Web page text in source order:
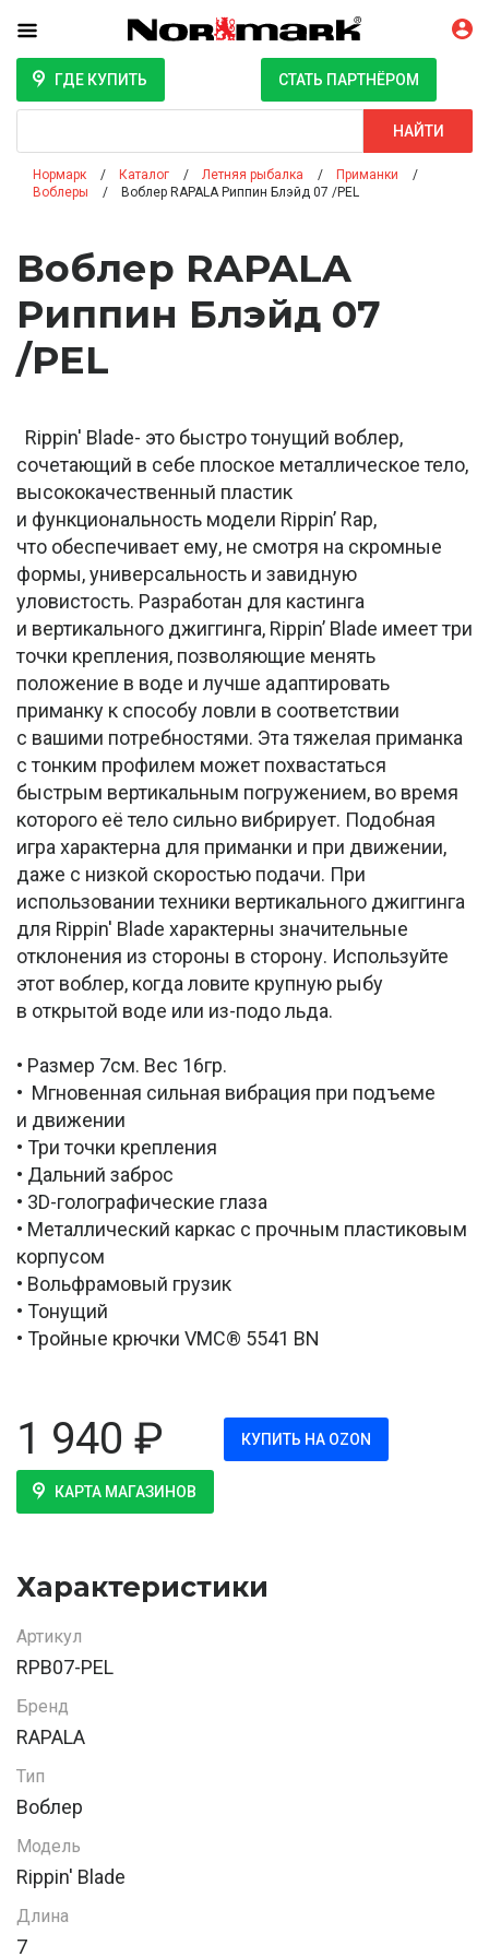
ГДЕ КУПИТЬ СТАТЬ ПАРТНЁРОМ
НАЙТИ
Нормарк Каталог Летняя рыбалка
Приманки
Воблеры
Воблер RAPALA Риппин Блэйд 07 /PEL
Воблер RAPALA
Риппин Блэйд 07
/PEL
Rippin' Blade- это быстро тонущий воблер,
сочетающий в себе плоское металлическое тело,
высококачественный пластик
и функциональность модели Rippin’ Rap,
что обеспечивает ему, не смотря на скромные
формы, универсальность и завидную
уловистость. Разработан для кастинга
и вертикального джиггинга, Rippin’ Blade имеет три
точки крепления, позволяющие менять
положение в воде и лучше адаптировать
приманку к способу ловли в соответствии
с вашими потребностями. Эта тяжелая приманка
с тонким профилем может похвастаться
быстрым вертикальным погружением, во время
которого её тело сильно вибрирует. Подобная
игра характерна для приманки и при движении,
даже с низкой скоростью подачи. При
использовании техники вертикального джиггинга
для Rippin' Blade характерны значительные
отклонения из стороны в сторону. Используйте
этот воблер, когда ловите крупную рыбу
в открытой воде или из-подо льда.
• Размер 7см. Вес 16гр.
• Мгновенная сильная вибрация при подъеме
и движении
• Три точки крепления
• Дальний заброс
• 3D-голографические глаза
• Металлический каркас с прочным пластиковым
корпусом
• Вольфрамовый грузик
• Тонущий
• Тройные крючки VMC® 5541 BN
1 940 ₽ КУПИТЬ НА OZON
КАРТА МАГАЗИНОВ
Характеристики
Артикул
RPB07-PEL
Бренд
RAPALA
Тип
Воблер
Модель
Rippin' Blade
Длина
7